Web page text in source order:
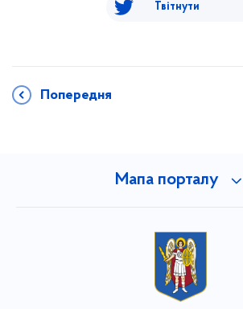
Твітнути
Попередня
Мапа порталу